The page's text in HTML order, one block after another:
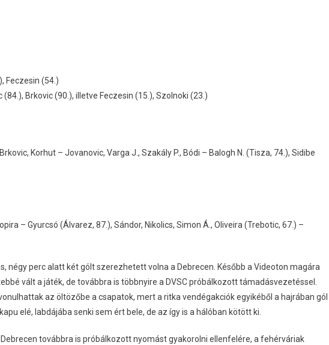
Feczesin (54.)
Brkovic (90.), illetve Feczesin (15.), Szolnoki (23.)
Korhut – Jovanovic, Varga J., Szakály P., Bódi – Balogh N. (Tisza, 74.), Sidibe
– Gyurcsó (Álvarez, 87.), Sándor, Nikolics, Simon Á., Oliveira (Trebotic, 67.) –
négy perc alatt két gólt szerezhetett volna a Debrecen. Később a Videoton magára
vált a játék, de továbbra is többnyire a DVSC próbálkozott támadásvezetéssel.
az öltözőbe a csapatok, mert a ritka vendégakciók egyikéből a hajrában gól
elé, labdájába senki sem ért bele, de az így is a hálóban kötött ki.
továbbra is próbálkozott nyomást gyakorolni ellenfelére, a fehérváriak